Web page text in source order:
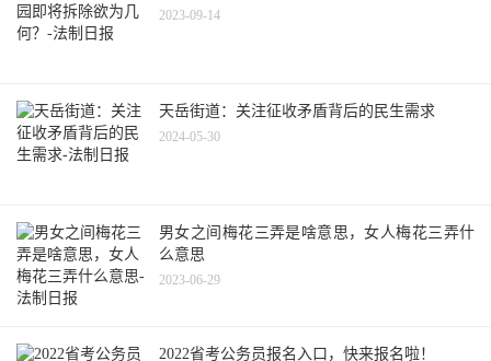
2023-09-14
天岳街道：关注征收矛盾背后的民生需求
2024-05-30
男女之间梅花三弄是啥意思，女人梅花三弄什
么意思
2023-06-29
2022省考公务员报名入口，快来报名啦！